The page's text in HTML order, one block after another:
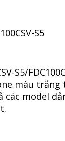
S5
S5/
màu trắng
model